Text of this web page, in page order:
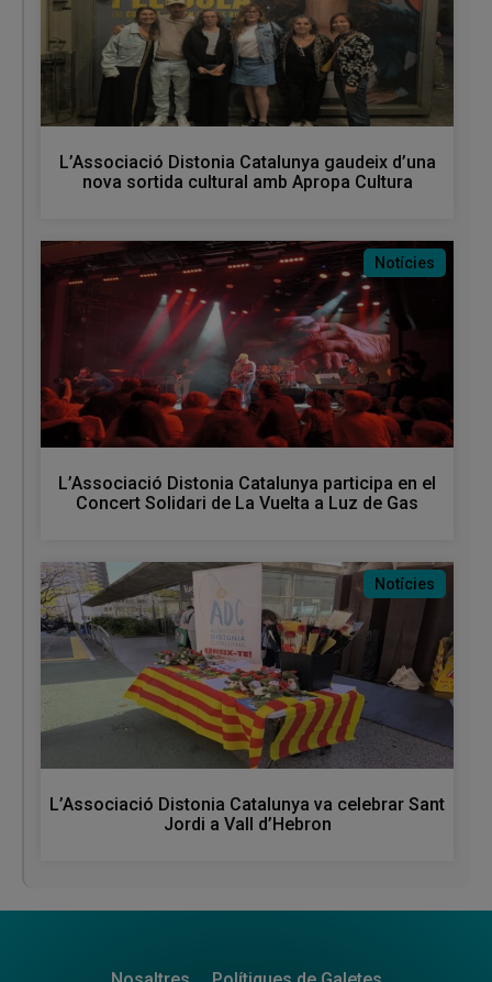
L’Associació Distonia Catalunya gaudeix d’una
nova sortida cultural amb Apropa Cultura
Notícies
L’Associació Distonia Catalunya participa en el
Concert Solidari de La Vuelta a Luz de Gas
Notícies
L’Associació Distonia Catalunya va celebrar Sant
Jordi a Vall d’Hebron